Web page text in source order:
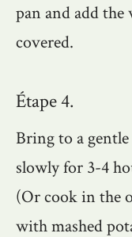
pan and add
covered.
Étape 4.
Bring to a
slowly for 3-4
(Or cook in the
with mashed